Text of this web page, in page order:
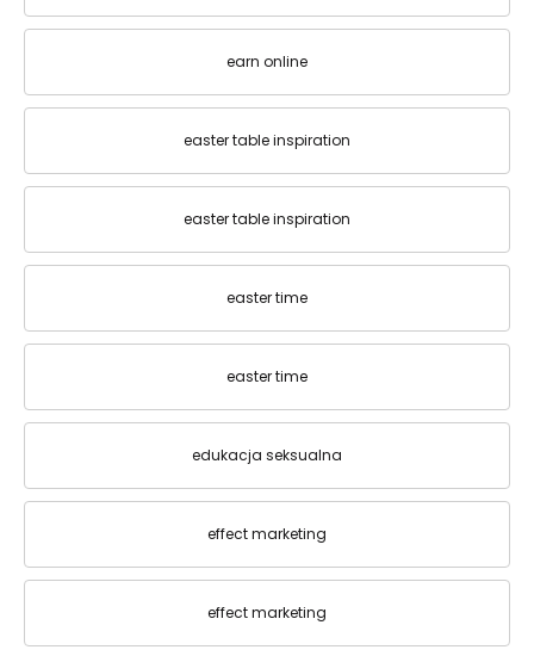
earn online
easter table inspiration
easter table inspiration
easter time
easter time
edukacja seksualna
effect marketing
effect marketing